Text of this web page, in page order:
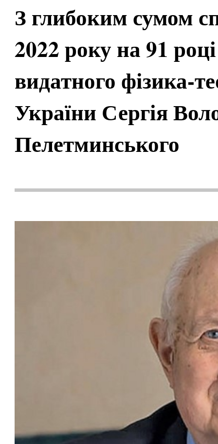
З глибоким сумом
2022 року на 91
видатного фізика-
України Сергія
Пелетминського